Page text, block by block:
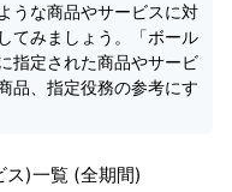
うな商品やサービスに対
てみましょう。「ボール
指定された商品やサービ
品、指定役務の参考にす
ス)一覧 (全期間)